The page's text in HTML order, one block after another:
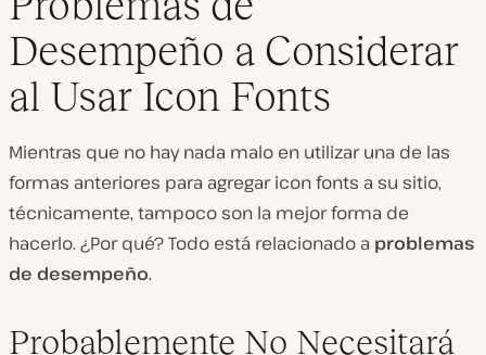
Desempeño a Considerar
al Usar Icon Fonts
Mientras que no hay nada malo en utilizar una de las
formas anteriores para agregar icon fonts a su sitio,
técnicamente, tampoco son la mejor forma de
hacerlo. ¿Por qué? Todo está relacionado a problemas
de desempeño.
Probablemente No Necesitará